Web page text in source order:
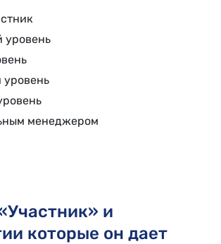
уровень
уровень
менеджером
и
которые он дает